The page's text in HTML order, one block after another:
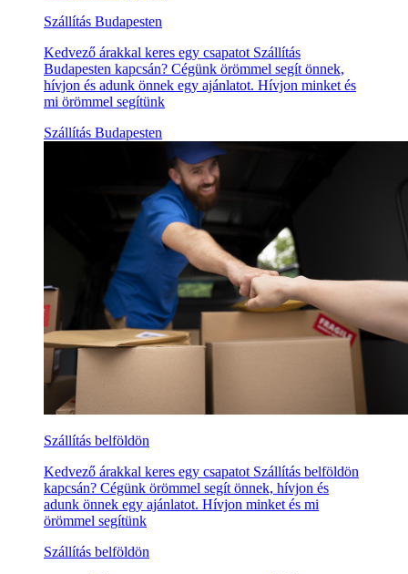
Szállítás Budapesten
Kedvező árakkal keres egy csapatot Szállítás
Budapesten kapcsán? Cégünk örömmel segít önnek,
hívjon és adunk önnek egy ajánlatot. Hívjon minket és
mi örömmel segítünk
Szállítás Budapesten
Szállítás belföldön
Kedvező árakkal keres egy csapatot Szállítás belföldön
kapcsán? Cégünk örömmel segít önnek, hívjon és
adunk önnek egy ajánlatot. Hívjon minket és mi
örömmel segítünk
Szállítás belföldön